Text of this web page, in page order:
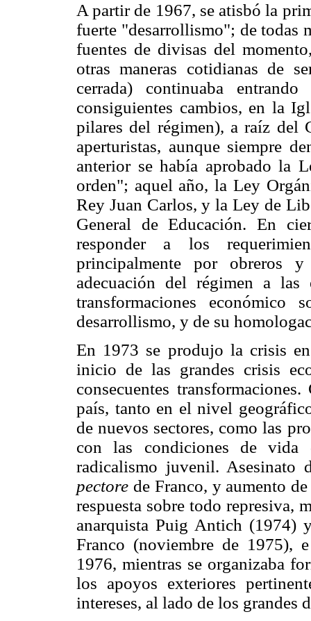
A partir de 1967, se atisbó la
fuerte "desarrollismo"; de todas
fuentes de divisas del
otras maneras cotidianas de
cerrada) continuaba
consiguientes cambios, en la
pilares del régimen), a raíz del
aperturistas, aunque siempre
anterior se había aprobado la
orden"; aquel año, la Ley
Rey Juan Carlos, y la Ley de
General de Educación. En
responder a los
principalmente por obreros
adecuación del régimen a las
transformaciones económico
desarrollismo, y de su
En 1973 se produjo la crisis
inicio de las grandes crisis
consecuentes
país, tanto en el nivel
de nuevos sectores, como las
con las condiciones de vida
radicalismo juvenil. Asesinato
pectore de Franco, y aumento
respuesta sobre todo represiva,
anarquista Puig Antich (1974)
Franco (noviembre de 1975),
1976, mientras se organizaba
los apoyos exteriores
intereses, al lado de los grandes